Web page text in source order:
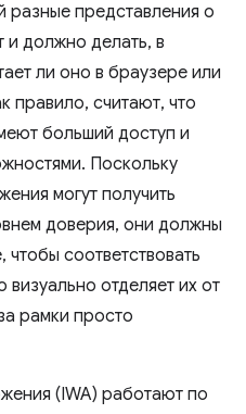
разные представления о
и должно делать, в
ли оно в браузере или
правило, считают, что
больший доступ и
Поскольку
могут получить
доверия, они должны
соответствовать
отделяет их от
рамки просто
(IWA) работают по